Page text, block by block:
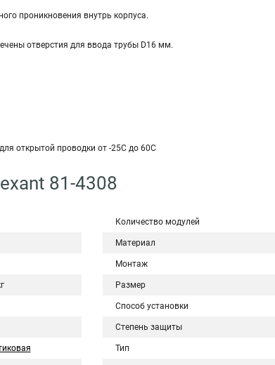
проникновения внутрь корпуса.
отверстия для ввода трубы D16 мм.
открытой проводки от -25С до 60С
81-4308
Количество модулей
Материал
Монтаж
Размер
Способ установки
Степень защиты
Тип